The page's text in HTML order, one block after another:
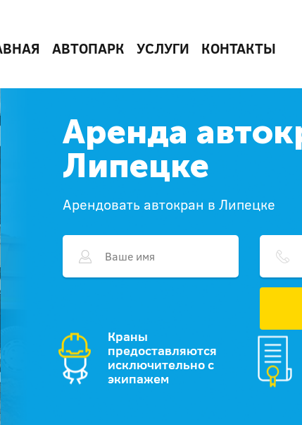
АВТОПАРК УСЛУГИ КОНТАКТЫ
Аренда
Липецке
Арендовать автокран в Липецке
Краны
предоставляются
исключительно с
экипажем